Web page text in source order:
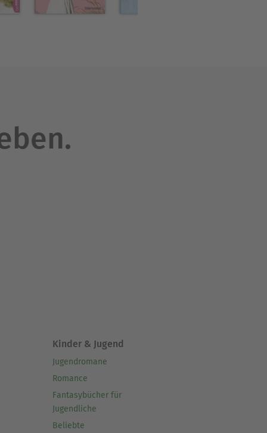
Kinder & Jugend
Jugendromane
Romance
Fantasybücher für
Jugendliche
Beliebte